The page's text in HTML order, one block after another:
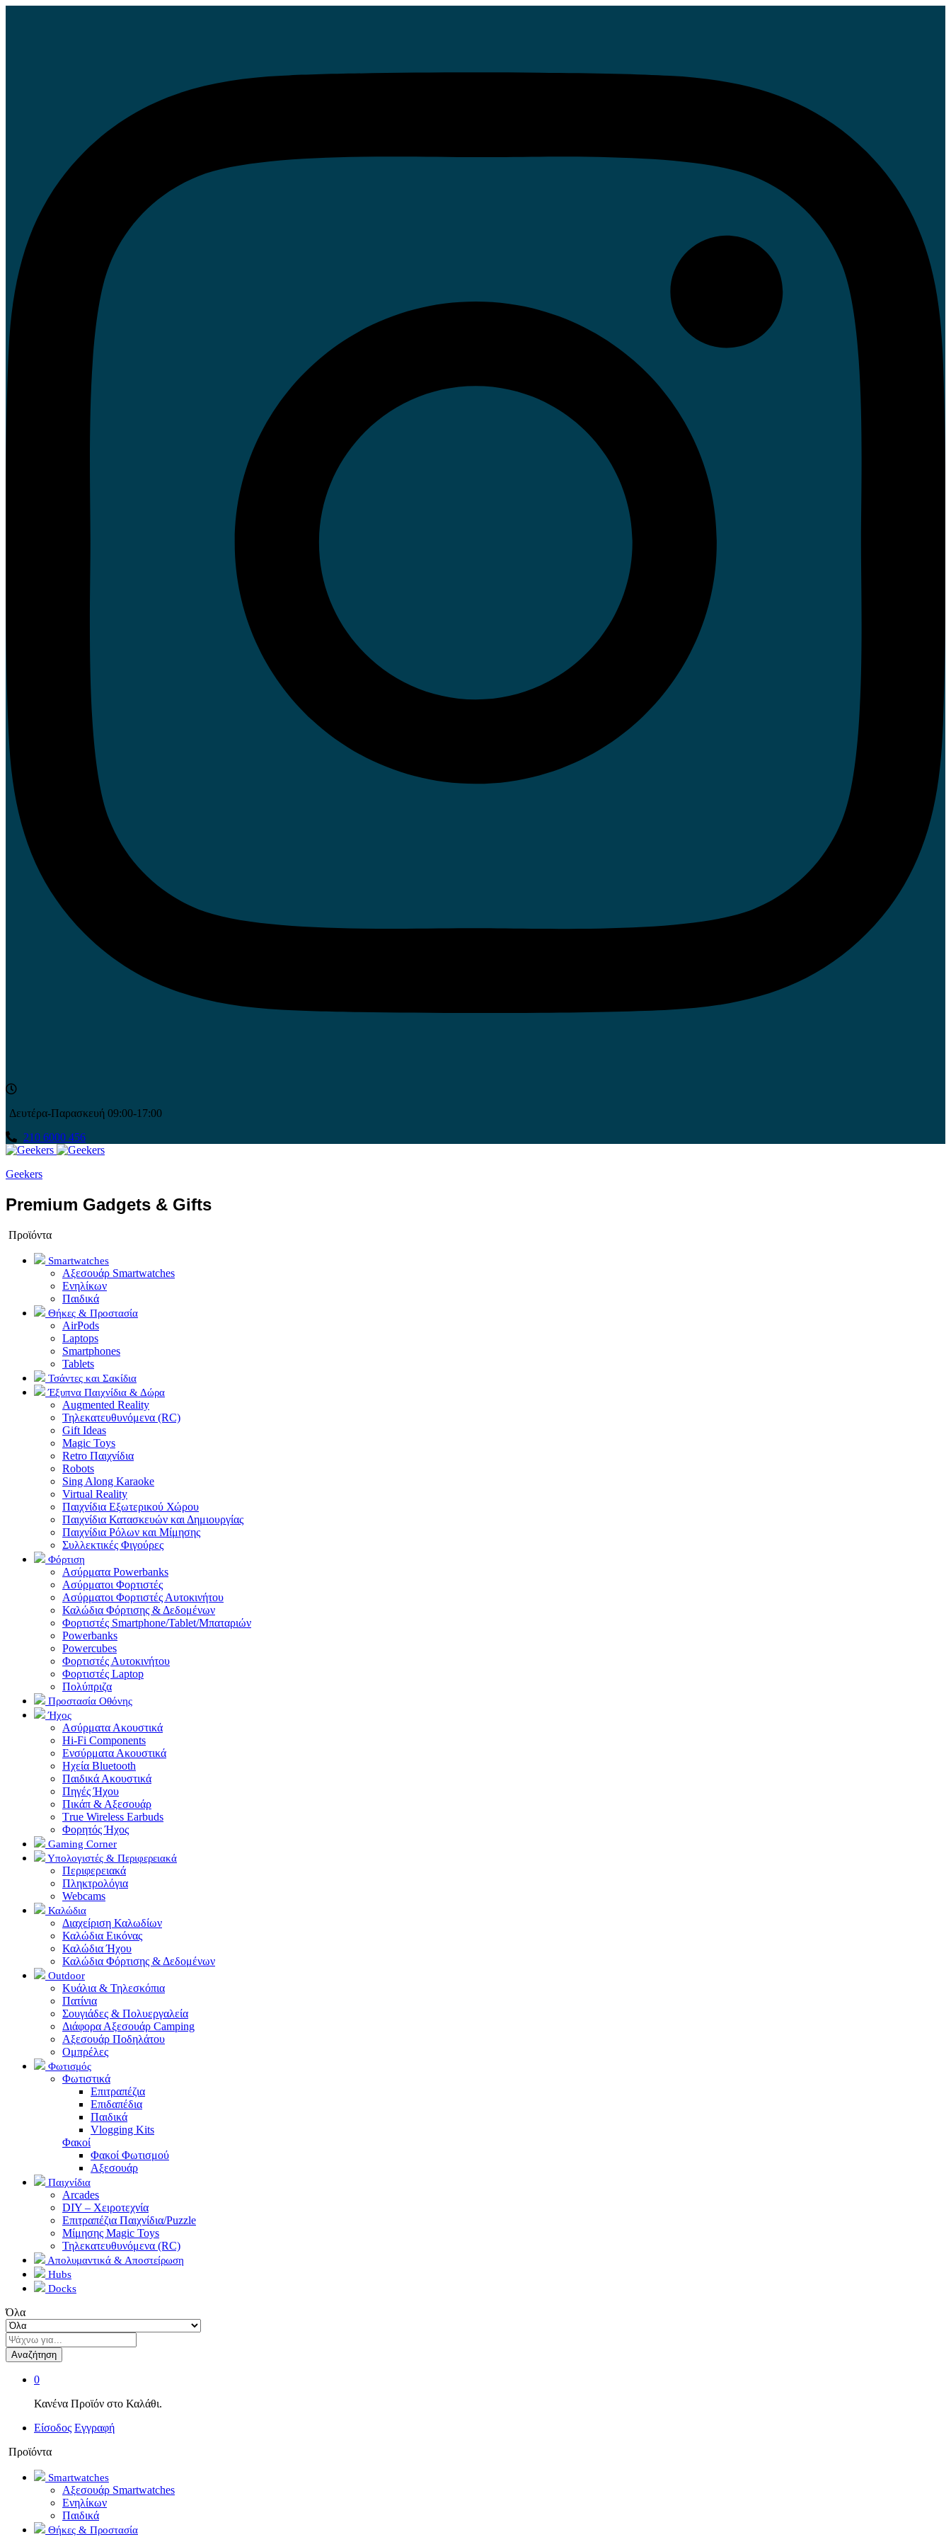
Δευτέρα-Παρασκευή 09:00-17:00
210 6000 456
Geekers
Premium Gadgets & Gifts
Προϊόντα
Smartwatches
Αξεσουάρ Smartwatches
Ενηλίκων
Παιδικά
Θήκες & Προστασία
AirPods
Laptops
Smartphones
Tablets
Τσάντες και Σακίδια
Έξυπνα Παιχνίδια & Δώρα
Augmented Reality
Τηλεκατευθυνόμενα (RC)
Gift Ideas
Magic Toys
Retro Παιχνίδια
Robots
Sing Along Karaoke
Virtual Reality
Παιχνίδια Εξωτερικού Χώρου
Παιχνίδια Κατασκευών και Δημιουργίας
Παιχνίδια Ρόλων και Μίμησης
Συλλεκτικές Φιγούρες
Φόρτιση
Ασύρματα Powerbanks
Aσύρματοι Φορτιστές
Ασύρματοι Φορτιστές Αυτοκινήτου
Καλώδια Φόρτισης & Δεδομένων
Φορτιστές Smartphone/Tablet/Μπαταριών
Powerbanks
Powercubes
Φορτιστές Αυτοκινήτου
Φορτιστές Laptop
Πολύπριζα
Προστασία Οθόνης
Ήχος
Ασύρματα Ακουστικά
Hi-Fi Components
Ενσύρματα Ακουστικά
Ηχεία Bluetooth
Παιδικά Ακουστικά
Πηγές Ήχου
Πικάπ & Αξεσουάρ
Τrue Wireless Earbuds
Φορητός Ήχος
Gaming Corner
Υπολογιστές & Περιφερειακά
Περιφερειακά
Πληκτρολόγια
Webcams
Καλώδια
Διαχείριση Καλωδίων
Καλώδια Εικόνας
Καλώδια Ήχου
Καλώδια Φόρτισης & Δεδομένων
Outdoor
Κυάλια & Τηλεσκόπια
Πατίνια
Σουγιάδες & Πολυεργαλεία
Διάφορα Αξεσουάρ Camping
Αξεσουάρ Ποδηλάτου
Ομπρέλες
Φωτισμός
Φωτιστικά
Επιτραπέζια
Επιδαπέδια
Παιδικά
Vlogging Kits
Φακοί
Φακοί Φωτισμού
Αξεσουάρ
Παιχνίδια
Arcades
DIY – Χειροτεχνία
Επιτραπέζια Παιχνίδια/Puzzle
Μίμησης Magic Toys
Τηλεκατευθυνόμενα (RC)
Απολυμαντικά & Αποστείρωση
Hubs
Docks
Όλα
Αναζήτηση
0
Κανένα Προϊόν στο Καλάθι.
Είσοδος Εγγραφή
Προϊόντα
Smartwatches
Αξεσουάρ Smartwatches
Ενηλίκων
Παιδικά
Θήκες & Προστασία